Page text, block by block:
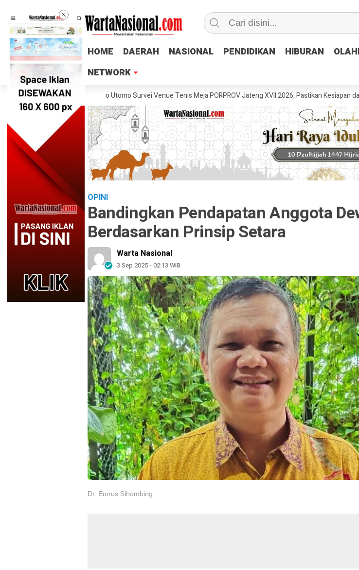
HOME DAERAH NASIONAL PENDIDIKAN HIBURAN
NETWORK
HOME DAERAH NASIONAL PENDIDIKAN HIBURAN
NETWORK
Lukas Arry Dwiko Utomo Survei Venue Tenis Meja PORPROV Jateng XVII 2026, Pastikan Kesiapan dan Dorong
OPINI
Bandingkan Pendapatan Anggota
Berdasarkan Prinsip Setara
Warta Nasional
3 Sep 2025 - 02:13 WIB
Dr. Emrus Sihombing